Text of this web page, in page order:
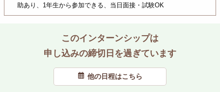
助あり、1年生から参加できる、当日面接・試験OK
このインターンシップは
申し込みの締切日を過ぎています
他の日程はこちら